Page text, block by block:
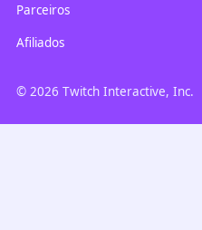
Parceiros
Afiliados
© 2026 Twitch Interactive, Inc.